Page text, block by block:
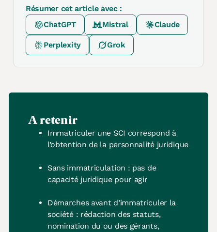
Résumer cet article avec :
ChatGPT
Mistral Claude
Perplexity Grok
A retenir
Immatriculer une SCI correspond à
l’obtention de la personnalité juridique
Sans immatriculation : pas de
capacité juridique pour agir
Démarches avant d’immatriculer la
société : rédaction des statuts,
nomination du ou des gérants,